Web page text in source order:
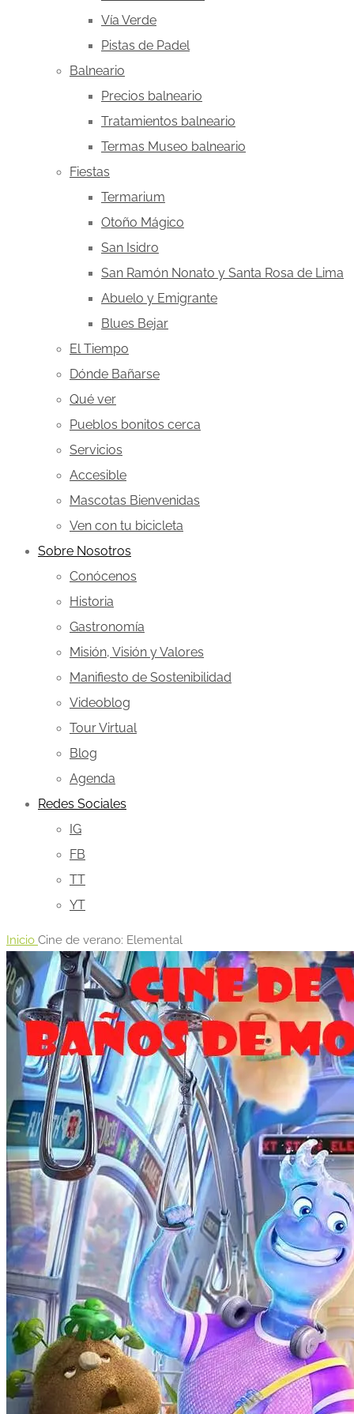
Vía Verde
Pistas de Padel
Balneario
Precios balneario
Tratamientos balneario
Termas Museo balneario
Fiestas
Termarium
Otoño Mágico
San Isidro
San Ramón Nonato y Santa Rosa de Lima
Abuelo y Emigrante
Blues Bejar
El Tiempo
Dónde Bañarse
Qué ver
Pueblos bonitos cerca
Servicios
Accesible
Mascotas Bienvenidas
Ven con tu bicicleta
Sobre Nosotros
Conócenos
Historia
Gastronomía
Misión, Visión y Valores
Manifiesto de Sostenibilidad
Videoblog
Tour Virtual
Blog
Agenda
Redes Sociales
IG
FB
TT
YT
Inicio Cine de verano: Elemental